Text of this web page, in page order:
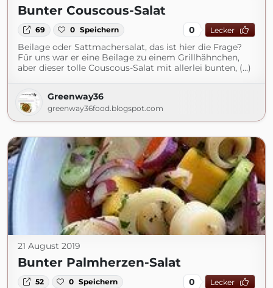
Bunter Couscous-Salat
69 0 Speichern 0 Lecker
Beilage oder Sattmachersalat, das ist hier die Frage?
Für uns war er eine Beilage zu einem Grillhähnchen,
aber dieser tolle Couscous-Salat mit allerlei bunten, (...)
Greenway36
greenway36food.blogspot.com
21 August 2019
Bunter Palmherzen-Salat
52 0 Speichern 0 Lecker